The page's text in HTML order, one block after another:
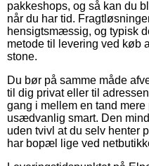
pakkeshops, og så kan du
når du har tid.
hensigtsmæssig, og typisk
metode til levering ved køb
stone.
Du bør på samme måde
til dig privat eller til
gang i mellem en tand
usædvanlig smart. Den
uden tvivl at du selv henter
har bopæl lige ved